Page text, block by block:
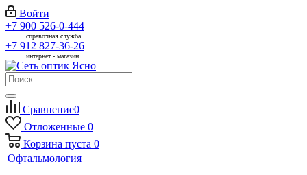
Войти
+7 900 526-0-444
справочная служба
+7 912 827-36-26
интернет - магазин
Сравнение0
Отложенные 0
Корзина пуста 0
Офтальмология